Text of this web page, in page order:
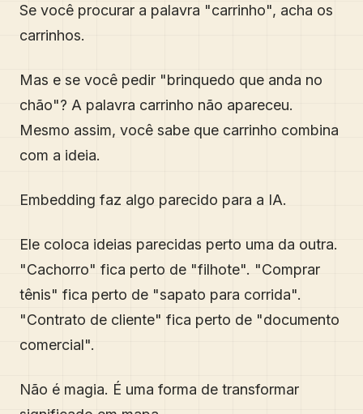
Se você procurar a palavra "carrinho", acha os
carrinhos.
Mas e se você pedir "brinquedo que anda no
chão"? A palavra carrinho não apareceu.
Mesmo assim, você sabe que carrinho combina
com a ideia.
Embedding faz algo parecido para a IA.
Ele coloca ideias parecidas perto uma da outra.
"Cachorro" fica perto de "filhote". "Comprar
tênis" fica perto de "sapato para corrida".
"Contrato de cliente" fica perto de "documento
comercial".
Não é magia. É uma forma de transformar